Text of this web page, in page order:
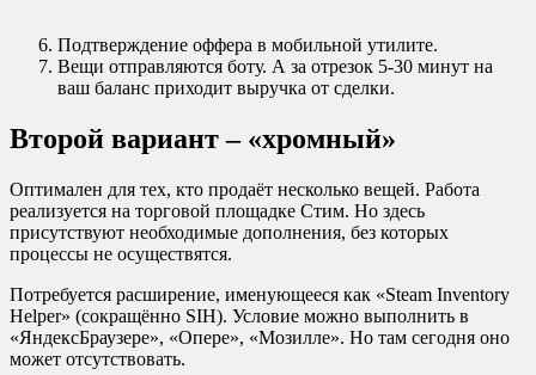
Подтверждение оффера в мобильной утилите.
Вещи отправляются боту. А за отрезок 5-30 минут на
ваш баланс приходит выручка от сделки.
Второй вариант – «хромный»
Оптимален для тех, кто продаёт несколько вещей. Работа
реализуется на торговой площадке Стим. Но здесь
присутствуют необходимые дополнения, без которых
процессы не осуществятся.
Потребуется расширение, именующееся как «Steam Inventory
Helper» (сокращённо SIH). Условие можно выполнить в
«ЯндексБраузере», «Опере», «Мозилле». Но там сегодня оно
может отсутствовать.